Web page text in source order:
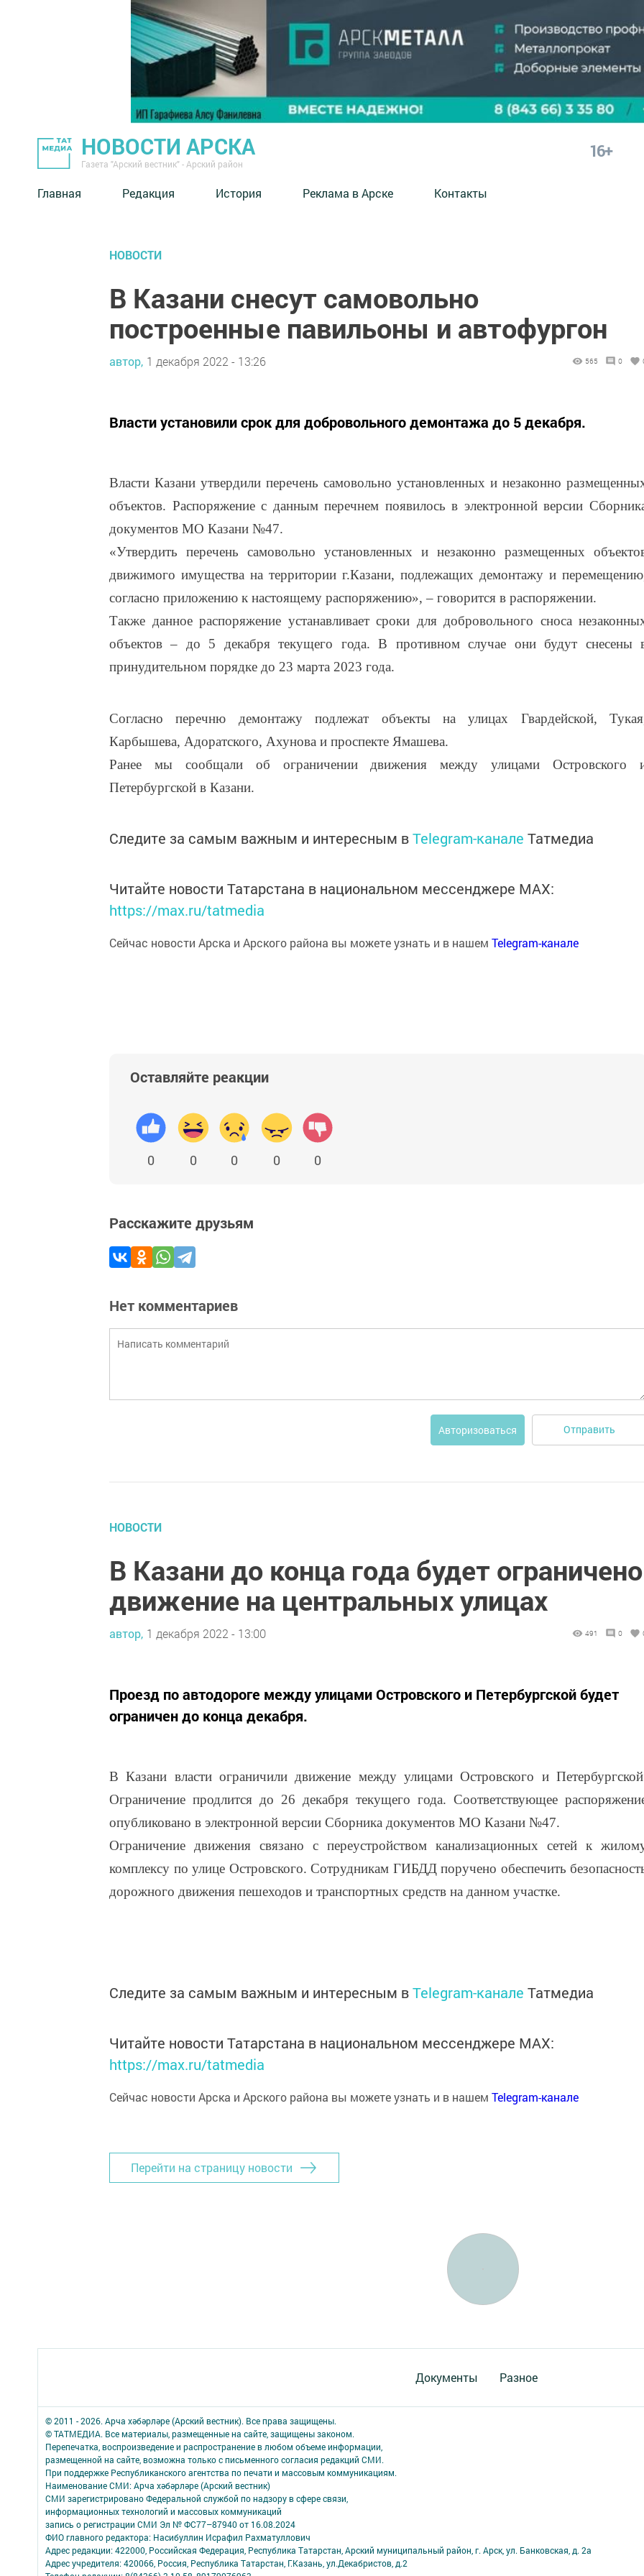
НОВОСТИ АРСКА
Газета "Арский вестник" - Арский район
16+
Главная Редакция История Реклама в Арске Контакты
НОВОСТИ
В Казани снесут самовольно
построенные павильоны и автофургон
автор, 1 декабря 2022 - 13:26 565 0
Власти установили срок для добровольного демонтажа до 5 декабря.
Власти Казани утвердили перечень самовольно установленных и незаконно
объектов. Распоряжение с данным перечнем появилось в электронной версии
документов МО Казани №47.
«Утвердить перечень самовольно установленных и незаконно размещенных
движимого имущества на территории г.Казани, подлежащих демонтажу и
согласно приложению к настоящему распоряжению», – говорится в распоряжении.
Также данное распоряжение устанавливает сроки для добровольного сноса
объектов – до 5 декабря текущего года. В противном случае они будут снесены
принудительном порядке до 23 марта 2023 года.
Согласно перечню демонтажу подлежат объекты на улицах Гвардейской,
Карбышева, Адоратского, Ахунова и проспекте Ямашева.
Ранее мы сообщали об ограничении движения между улицами Островского
Петербургской в Казани.
Следите за самым важным и интересным вTelegram-канале Татмедиа
Читайте новости Татарстана в национальном мессенджере MАХ:
https://max.ru/tatmedia
Сейчас новости Арска и Арского района вы можете узнать и в нашем Telegram-канале
Оставляйте реакции
0 0 0 0 0
Расскажите друзьям
Нет комментариев
Авторизоваться Отправить
НОВОСТИ
В Казани до конца года будет ограничено
движение на центральных улицах
автор, 1 декабря 2022 - 13:00 491 0
Проезд по автодороге между улицами Островского и Петербургской будет
ограничен до конца декабря.
В Казани власти ограничили движение между улицами Островского и
Ограничение продлится до 26 декабря текущего года. Соответствующее
опубликовано в электронной версии Сборника документов МО Казани №47.
Ограничение движения связано с переустройством канализационных сетей к
комплексу по улице Островского. Сотрудникам ГИБДД поручено обеспечить
дорожного движения пешеходов и транспортных средств на данном участке.
Следите за самым важным и интересным вTelegram-канале Татмедиа
Читайте новости Татарстана в национальном мессенджере MАХ:
https://max.ru/tatmedia
Сейчас новости Арска и Арского района вы можете узнать и в нашем Telegram-канале
Перейти на страницу новости
Документы Разное
© 2011 - 2026. Арча хәбәрләре (Арский вестник). Все права защищены.
© ТАТМЕДИА. Все материалы, размещенные на сайте, защищены законом.
Перепечатка, воспроизведение и распространение в любом объеме информации,
размещенной на сайте, возможна только с письменного согласия редакций СМИ.
При поддержке Республиканского агентства по печати и массовым коммуникациям.
Наименование СМИ: Арча хәбәрләре (Арский вестник)
СМИ зарегистрировано Федеральной службой по надзору в сфере связи,
информационных технологий и массовых коммуникаций
запись о регистрации СМИ Эл № ФС77–87940 от 16.08.2024
ФИО главного редактора: Насибуллин Исрафил Рахматуллович
Адрес редакции: 422000, Российская Федерация, Республика Татарстан, Арский муниципальный район, г. Арск, ул. Банковская, д. 2а
Адрес учредителя: 420066, Россия, Республика Татарстан, Г.Казань, ул.Декабристов, д.2